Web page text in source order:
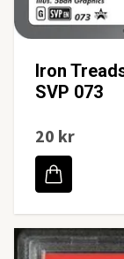
Iron
SVP 073
20 kr